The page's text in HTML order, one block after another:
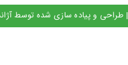
| طراحی و پیاده سازی شده توسط